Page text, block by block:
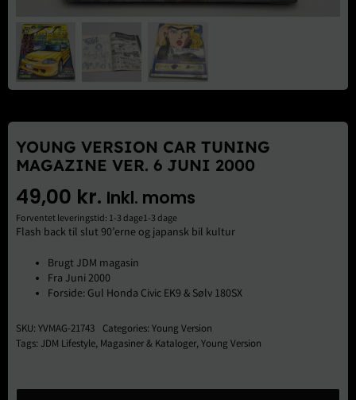
Brugte Dele
Kontakt Os
YOUNG VERSION CAR TUNING
MAGAZINE VER. 6 JUNI 2000
49,00 kr. Inkl. moms
Forventet leveringstid: 1-3 dage1-3 dage
Flash back til slut 90’erne og japansk bil kultur
Brugt JDM magasin
Fra Juni 2000
Forside: Gul Honda Civic EK9 & Sølv 180SX
SKU: YVMAG-21743 Categories: Young Version
Tags: JDM Lifestyle, Magasiner & Kataloger,Young Version